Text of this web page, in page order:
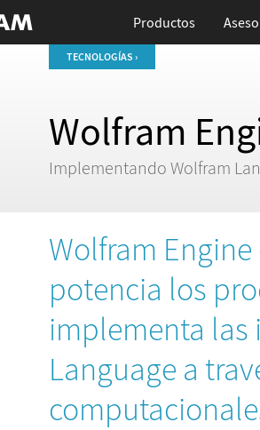
Productos
TECNOLOGÍAS ›
Wolfram
Implementando Wolfram
Wolfram
potencia los
implementa las
Language a